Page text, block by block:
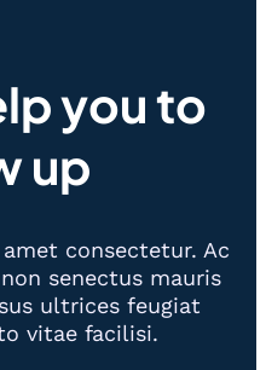
you to
up
consectetur. Ac
senectus mauris
ultrices feugiat
vitae facilisi.